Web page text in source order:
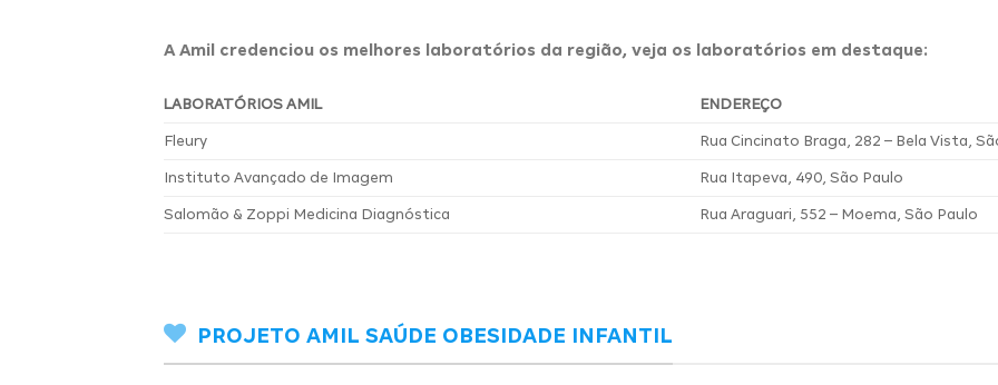
A Amil credenciou os melhores laboratórios da região, veja os laboratórios em destaque:
LABORATÓRIOS AMIL ENDEREÇO
Fleury Rua Cincinato Braga, 282 – Bela Vista,
Instituto Avançado de Imagem Rua Itapeva, 490, São Paulo
Salomão & Zoppi Medicina Diagnóstica Rua Araguari, 552 – Moema, São Paulo
PROJETO AMIL SAÚDE OBESIDADE INFANTIL